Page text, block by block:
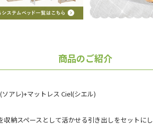
商品のご紹介
アレ)+マットレス Ciel(シエル)
納スペースとして活かせる引き出しをセットにし